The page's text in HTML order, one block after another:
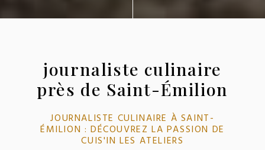
journaliste culinaire
près de Saint-Émilion
JOURNALISTE CULINAIRE À SAINT-
ÉMILION : DÉCOUVREZ LA PASSION DE
CUIS'IN LES ATELIERS